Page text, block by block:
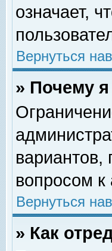
означает,
Вернуться
» Почему
вопросом к
Вернуться
» Как